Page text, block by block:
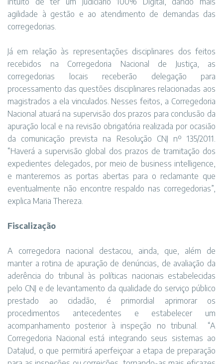
agilidade à gestão e ao atendimento de demandas das
corregedorias.
Já em relação às representações disciplinares dos feitos
recebidos na Corregedoria Nacional de Justiça, as
corregedorias locais receberão delegação para
processamento das questões disciplinares relacionadas aos
magistrados a ela vinculados. Nesses feitos, a Corregedoria
Nacional atuará na supervisão dos prazos para conclusão da
apuração local e na revisão obrigatória realizada por ocasião
da comunicação prevista na Resolução CNJ nº 135/2011.
“Haverá a supervisão global dos prazos de tramitação dos
expedientes delegados, por meio de business intelligence,
e manteremos as portas abertas para o reclamante que
eventualmente não encontre respaldo nas corregedorias”,
explica Maria Thereza.
Fiscalização
A corregedora nacional destacou, ainda, que, além de
manter a rotina de apuração de denúncias, de avaliação da
aderência do tribunal às políticas nacionais estabelecidas
pelo CNJ e de levantamento da qualidade do serviço público
prestado ao cidadão, é primordial aprimorar os
procedimentos antecedentes e estabelecer um
acompanhamento posterior à inspeção no tribunal. “A
Corregedoria Nacional está integrando seus sistemas ao
DataJud, o que permitirá aperfeiçoar a etapa de preparação